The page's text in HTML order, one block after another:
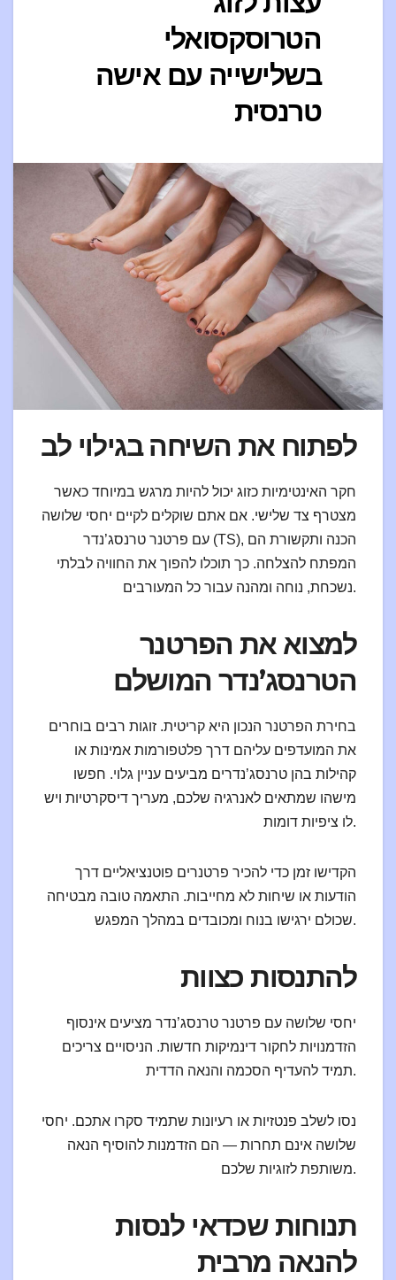
הטרוסקסואלי
בשלישייה עם אישה
טרנסית
לפתוח את השיחה בגילוי לב
חקר האינטימיות כזוג יכול להיות מרגש במיוחד כאשר
מצטרף צד שלישי. אם אתם שוקלים לקיים יחסי שלושה
עם פרטנר טרנסג’נדר (TS), הכנה ותקשורת הם
המפתח להצלחה. כך תוכלו להפוך את החוויה לבלתי
נשכחת, נוחה ומהנה עבור כל המעורבים.
למצוא את הפרטנר
הטרנסג’נדר המושלם
בחירת הפרטנר הנכון היא קריטית. זוגות רבים בוחרים
את המועדפים עליהם דרך פלטפורמות אמינות או
קהילות בהן טרנסג’נדרים מביעים עניין גלוי. חפשו
מישהו שמתאים לאנרגיה שלכם, מעריך דיסקרטיות ויש
לו ציפיות דומות.
הקדישו זמן כדי להכיר פרטנרים פוטנציאליים דרך
הודעות או שיחות לא מחייבות. התאמה טובה מבטיחה
שכולם ירגישו בנוח ומכובדים במהלך המפגש.
להתנסות כצוות
יחסי שלושה עם פרטנר טרנסג’נדר מציעים אינסוף
הזדמנויות לחקור דינמיקות חדשות. הניסויים צריכים
תמיד להעדיף הסכמה והנאה הדדית.
נסו לשלב פנטזיות או רעיונות שתמיד סקרו אתכם. יחסי
שלושה אינם תחרות — הם הזדמנות להוסיף הנאה
משותפת לזוגיות שלכם.
תנוחות שכדאי לנסות
להנאה מרבית